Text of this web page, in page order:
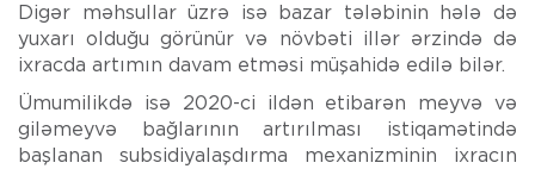
Digər məhsullar üzrə isə bazar tələbinin hələ də
yuxarı olduğu görünür və növbəti illər ərzində də
ixracda artımın davam etməsi müşahidə edilə bilər.
Ümumilikdə isə 2020-ci ildən etibarən meyvə və
giləmeyvə bağlarının artırılması istiqamətində
başlanan subsidiyalaşdırma mexanizminin ixracın